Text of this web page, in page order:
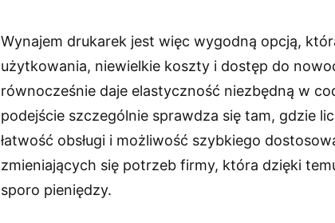
Wynajem drukarek jest więc wygodną opcją,
użytkowania, niewielkie koszty i dostęp do
równocześnie daje elastyczność niezbędną w
podejście szczególnie sprawdza się tam, gdzie
łatwość obsługi i możliwość szybkiego
zmieniających się potrzeb firmy, która dzięki
sporo pieniędzy.